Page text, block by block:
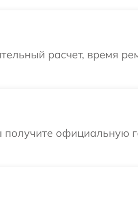
расчет, время
получите официальную